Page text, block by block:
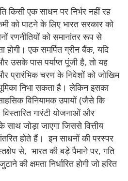
किसी एक साधन पर निर्भर नहीं रह
को पाटने के लिए भारत सरकार को
रणनीतियों को समानांतर रूप से
एक समर्पित ग्रीन बैंक, यदि
उसके पास पर्याप्त पूंजी है, तो यह
प्रारंभिक चरण के निवेशों को जोखिम
निभा सकता है। लेकिन इसका
विनियामक उपायों (जैसे कि
गारंटी योजनाओं और
जोड़ा जाएगा जिससे वित्तीय
होते हैं। इन साधनों की परस्पर
से, भारत की बड़े पैमाने पर, गति
की क्षमता निर्धारित होगी जो हरित